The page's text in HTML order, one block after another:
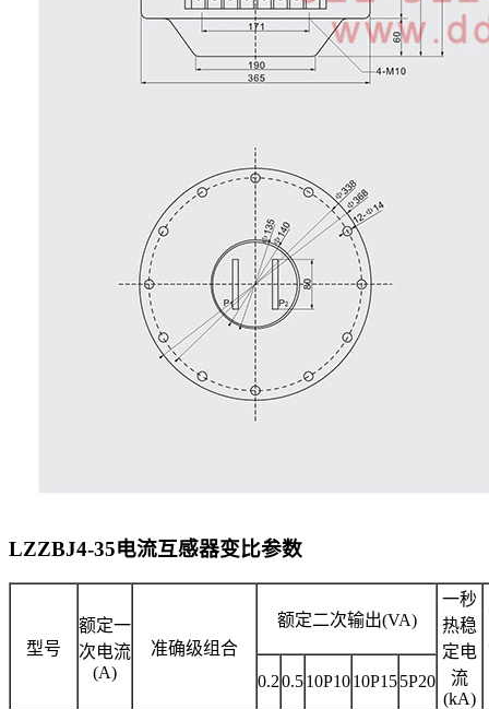
LZZBJ4-35电流互感器变比参数
型号
额定一
次电流
(A)
准确级组合
额定二次输出(VA)
一秒
热稳
定电
流
(kA)
0.20.510P1010P155P20